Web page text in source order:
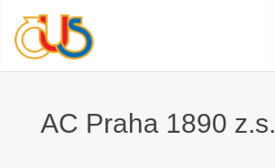
AC Praha 1890 z.s.